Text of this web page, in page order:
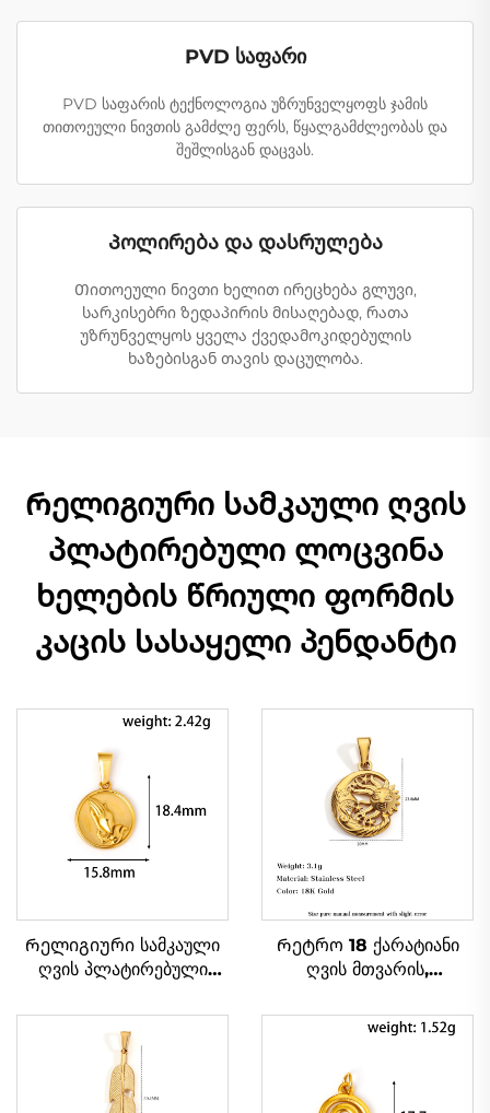
PVD საფარი
PVD საფარის ტექნოლოგია უზრუნველყოფს ჯამის
თითოეული ნივთის გამძლე ფერს, წყალგამძლეობას და
შეშლისგან დაცვას.
Პოლირება და დასრულება
Თითოეული ნივთი ხელით ირეცხება გლუვი,
სარკისებრი ზედაპირის მისაღებად, რათა
უზრუნველყოს ყველა ქვედამოკიდებულის
ხაზებისგან თავის დაცულობა.
Რელიგიური სამკაული ღვის
პლატირებული ლოცვინა
ხელების წრიული ფორმის
კაცის სასაყელი პენდანტი
Რელიგიური სამკაული
ღვის პლატირებული
წრიული ფორმის კაცის
სასაყელი პენდანტი
Რეტრო 18 ქარატიანი
ღვის მთვარის,
ფორმის პენდანტი ღია
ბუნებრივი თემის